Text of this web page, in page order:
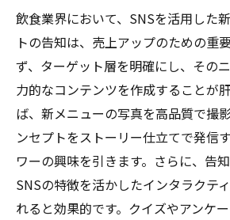
飲食業界において、SNSを活用した
トの告知は、売上アップのための重
ず、ターゲット層を明確にし、その
力的なコンテンツを作成することが
ば、新メニューの写真を高品質で撮
ンセプトをストーリー仕立てで発信
ワーの興味を引きます。さらに、告知
SNSの特徴を活かしたインタラクテ
れると効果的です。クイズやアンケ